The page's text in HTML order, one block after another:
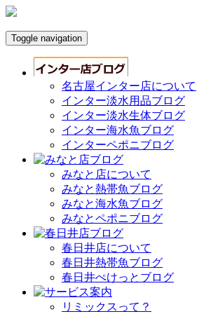
Toggle navigation
名古屋インター店について
インター淡水用品ブログ
インター淡水生体ブログ
インター海水魚ブログ
インターペポニブログ
みなと店について
みなと熱帯魚ブログ
みなと海水魚ブログ
みなとペポニブログ
春日井店について
春日井熱帯魚ブログ
春日井ぺけっとブログ
リミックスって？